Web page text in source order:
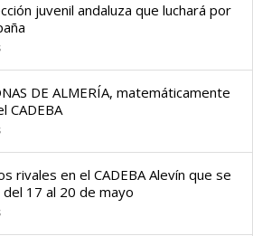
juvenil andaluza que luchará por
DE ALMERÍA, matemáticamente
CADEBA
rivales en el CADEBA Alevín que se
17 al 20 de mayo